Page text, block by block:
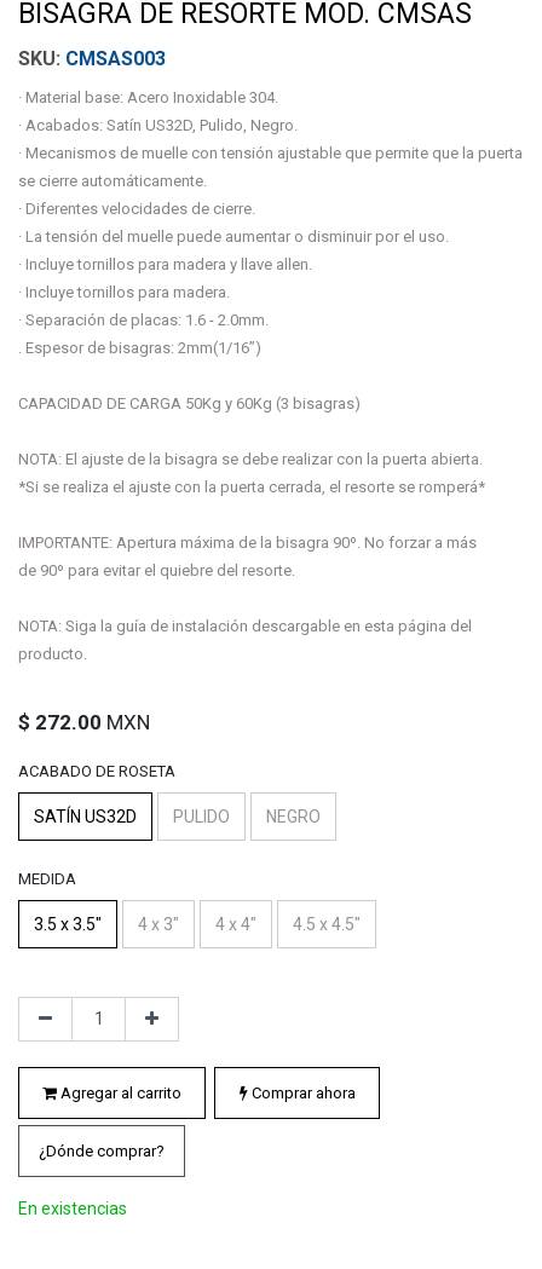
BISAGRA DE RESORTE MOD. CMSAS
CMSAS003
· Material base: Acero Inoxidable 304.
· Acabados: Satín US32D, Pulido, Negro.
· Mecanismos de muelle con tensión ajustable que permite que la puerta
se cierre automáticamente.
· Diferentes velocidades de cierre.
· La tensión del muelle puede aumentar o disminuir por el uso.
· Incluye tornillos para madera y llave allen.
· Incluye tornillos para madera.
· Separación de placas: 1.6 - 2.0mm.
. Espesor de bisagras: 2mm(1/16”)
CAPACIDAD DE CARGA 50Kg y 60Kg (3 bisagras)
NOTA: El ajuste de la bisagra se debe realizar con la puerta abierta.
*Si se realiza el ajuste con la puerta cerrada, el resorte se romperá*
IMPORTANTE: Apertura máxima de la bisagra 90º. No forzar a más
de 90º para evitar el quiebre del resorte.
NOTA: Siga la guía de instalación descargable en esta página del
producto.
$ 272.00 MXN
ACABADO DE ROSETA
SATÍN US32D PULIDO NEGRO
MEDIDA
3.5 x 3.5" 4 x 3" 4 x 4" 4.5 x 4.5"
Agregar al carrito Comprar ahora
¿Dónde comprar?
En existencias